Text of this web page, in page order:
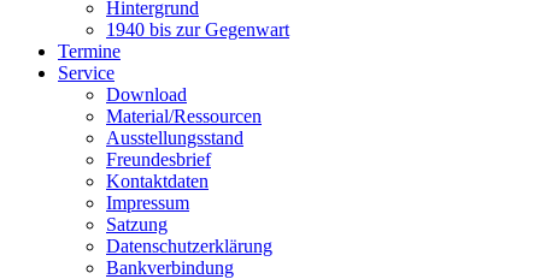
Hintergrund
1940 bis zur Gegenwart
Termine
Service
Download
Material/Ressourcen
Ausstellungsstand
Freundesbrief
Kontaktdaten
Impressum
Satzung
Datenschutzerklärung
Bankverbindung